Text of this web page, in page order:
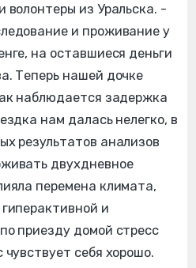
волонтеры из Уральска. -
и проживание у
на оставшиеся деньги
Теперь нашей дочке
наблюдается задержка
нам далась нелегко, в
результатов анализов
двухдневное
перемена климата,
и
приезду домой стресс
себя хорошо.